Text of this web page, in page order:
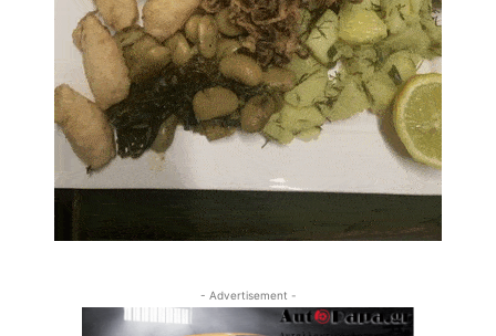
- Advertisement -